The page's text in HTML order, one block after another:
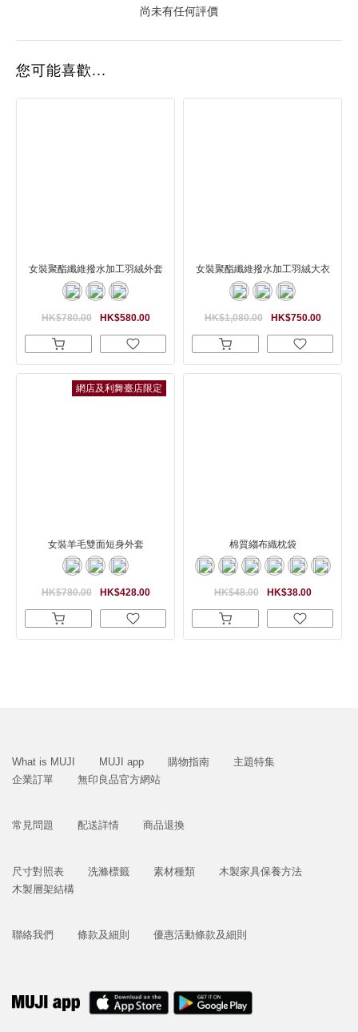
尚未有任何評價
您可能喜歡...
女裝聚酯纖維撥水加工羽絨外套
HK$580.00
HK$780.00
女裝聚酯纖維撥水加工羽絨大衣
HK$750.00
HK$1,080.00
網店及利舞臺店限定
女裝羊毛雙面短身外套
HK$428.00
HK$780.00
棉質縐布織枕袋
HK$38.00
HK$48.00
What is MUJI MUJI app 購物指南
主題特集
企業訂單
無印良品官方網站
常見問題 配送詳情 商品退換
尺寸對照表 洗滌標籤 素材種類
木製家具保養方法
木製層架結構
聯絡我們 條款及細則 優惠活動條款及細則